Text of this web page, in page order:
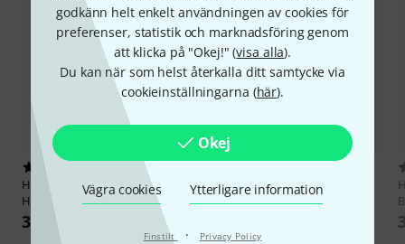
godkänn helt enkelt användningen av cookies för
preferenser, statistik och marknadsföring genom
att klicka på "Okej!" (visa alla).
Du kan när som helst återkalla ditt samtycke via
cookieinställningarna (här).
Okej
Vägra cookies Ytterligare information
Finstilt · Privacy Policy
Hal LeonardJazz Play-Along
Henry Mancini
361 kr
Hal LeonardJazz Play-Along
Elton John